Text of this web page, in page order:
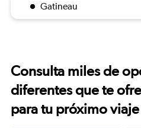
Gatineau
Consulta miles de
diferentes que te
para tu próximo viaje